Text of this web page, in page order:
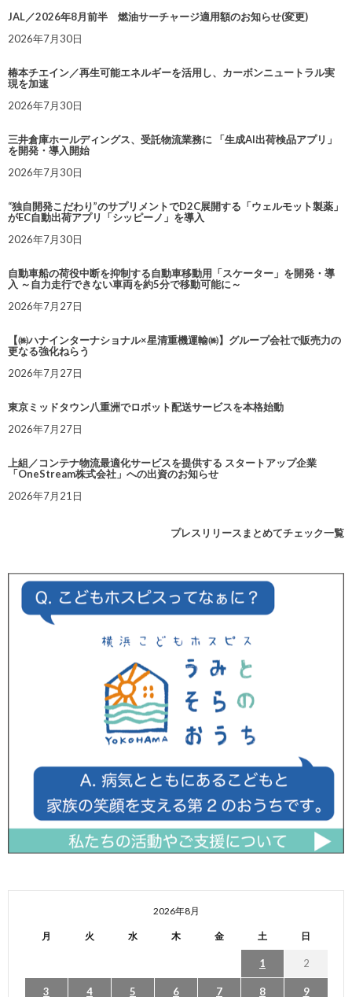
JAL／2026年8月前半 燃油サーチャージ適用額のお知らせ(変更)
2026年7月30日
椿本チエイン／再生可能エネルギーを活用し、カーボンニュートラル実
現を加速
2026年7月30日
三井倉庫ホールディングス、受託物流業務に 「生成AI出荷検品アプリ」
を開発・導入開始
2026年7月30日
“独自開発こだわり”のサプリメントでD2C展開する「ウェルモット製薬」
がEC自動出荷アプリ「シッピーノ」を導入
2026年7月30日
自動車船の荷役中断を抑制する自動車移動用「スケーター」を開発・導
入 ～自力走行できない車両を約5分で移動可能に～
2026年7月27日
【㈱ハナインターナショナル×星清重機運輸㈱】グループ会社で販売力の
更なる強化ねらう
2026年7月27日
東京ミッドタウン八重洲でロボット配送サービスを本格始動
2026年7月27日
上組／コンテナ物流最適化サービスを提供する スタートアップ企業
「OneStream株式会社」への出資のお知らせ
2026年7月21日
プレスリリースまとめてチェック一覧
2026年8月
月 火 水 木 金 土 日
1 2
3 4 5 6 7 8 9